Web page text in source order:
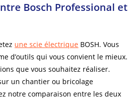
Bosch Professional et
une scie électrique BOSH. Vous
d’outils qui vous convient le mieux.
que vous souhaitez réaliser.
un chantier ou bricolage
notre comparaison entre les deux